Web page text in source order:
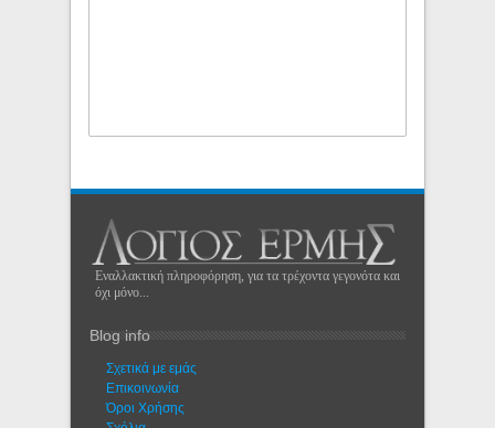
Εναλλακτική πληροφόρηση, για τα τρέχοντα γεγονότα και
όχι μόνο...
Blog info
Σχετικά με εμάς
Eπικοινωνία
Όροι Χρήσης